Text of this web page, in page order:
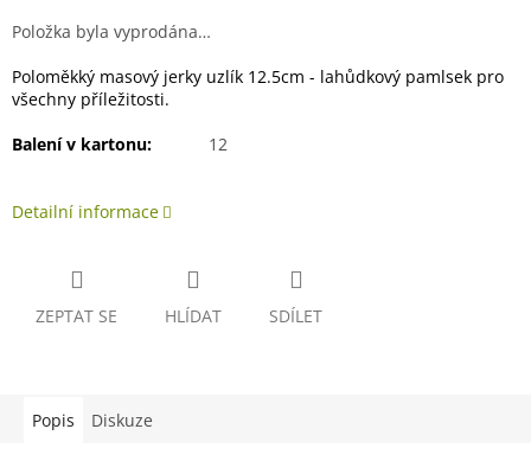
Položka byla vyprodána…
Poloměkký masový jerky uzlík 12.5cm - lahůdkový pamlsek pro
všechny příležitosti.
Balení v kartonu:
12
Detailní informace
ZEPTAT SE HLÍDAT SDÍLET
Popis Diskuze